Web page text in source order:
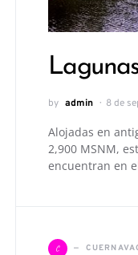
by admin 8 de
Alojadas en
2,900 MSNM,
encuentran en
C